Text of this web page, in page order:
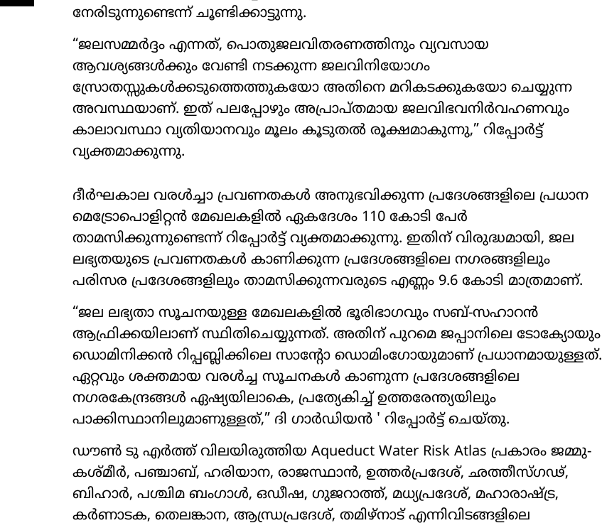
നേരിടുന്നുണ്ടെന്ന് ചൂണ്ടിക്കാട്ടുന്നു.
“ജലസമ്മർദ്ദം എന്നത്, പൊതുജലവിതരണത്തിനും വ്യവസായ
ആവശ്യങ്ങൾക്കും വേണ്ടി നടക്കുന്ന ജലവിനിയോഗം
സ്രോതസ്സുകൾക്കടുത്തെത്തുകയോ അതിനെ മറികടക്കുകയോ ചെയ്യുന്ന
അവസ്ഥയാണ്. ഇത് പലപ്പോഴും അപ്രാപ്തമായ ജലവിഭവനിർവഹണവും
കാലാവസ്ഥാ വ്യതിയാനവും മൂലം കൂടുതൽ രൂക്ഷമാകുന്നു,” റിപ്പോർട്ട്
വ്യക്തമാക്കുന്നു.
ദീർഘകാല വരൾച്ചാ പ്രവണതകൾ അനുഭവിക്കുന്ന പ്രദേശങ്ങളിലെ പ്രധാന
മെട്രോപൊളിറ്റൻ മേഖലകളിൽ ഏകദേശം 110 കോടി പേർ
താമസിക്കുന്നുണ്ടെന്ന് റിപ്പോർട്ട് വ്യക്തമാക്കുന്നു. ഇതിന് വിരുദ്ധമായി, ജല
ലഭ്യതയുടെ പ്രവണതകൾ കാണിക്കുന്ന പ്രദേശങ്ങളിലെ നഗരങ്ങളിലും
പരിസര പ്രദേശങ്ങളിലും താമസിക്കുന്നവരുടെ എണ്ണം 9.6 കോടി മാത്രമാണ്.
“ജല ലഭ്യതാ സൂചനയുള്ള മേഖലകളിൽ ഭൂരിഭാഗവും സബ്-സഹാറൻ
ആഫ്രിക്കയിലാണ് സ്ഥിതിചെയ്യുന്നത്. അതിന് പുറമെ ജപ്പാനിലെ ടോക്യോയും
ഡൊമിനിക്കൻ റിപ്പബ്ലിക്കിലെ സാന്റോ ഡൊമിംഗോയുമാണ് പ്രധാനമായുള്ളത്.
ഏറ്റവും ശക്തമായ വരൾച്ച സൂചനകൾ കാണുന്ന പ്രദേശങ്ങളിലെ
നഗരകേന്ദ്രങ്ങൾ ഏഷ്യയിലാകെ, പ്രത്യേകിച്ച് ഉത്തരേന്ത്യയിലും
പാക്കിസ്ഥാനിലുമാണുള്ളത്,” ദി ഗാർഡിയൻ ' റിപ്പോർട്ട് ചെയ്തു.
ഡൗൺ ടു എർത്ത് വിലയിരുത്തിയ Aqueduct Water Risk Atlas പ്രകാരം ജമ്മു-
കശ്മീർ, പഞ്ചാബ്, ഹരിയാന, രാജസ്ഥാൻ, ഉത്തർപ്രദേശ്, ഛത്തീസ്ഗഢ്,
ബിഹാർ, പശ്ചിമ ബംഗാൾ, ഒഡീഷ, ഗുജറാത്ത്, മധ്യപ്രദേശ്, മഹാരാഷ്ട്ര,
കര്‍ണാടക, തെലങ്കാന, ആന്ധ്രപ്രദേശ്, തമിഴ്നാട് എന്നിവിടങ്ങളിലെ